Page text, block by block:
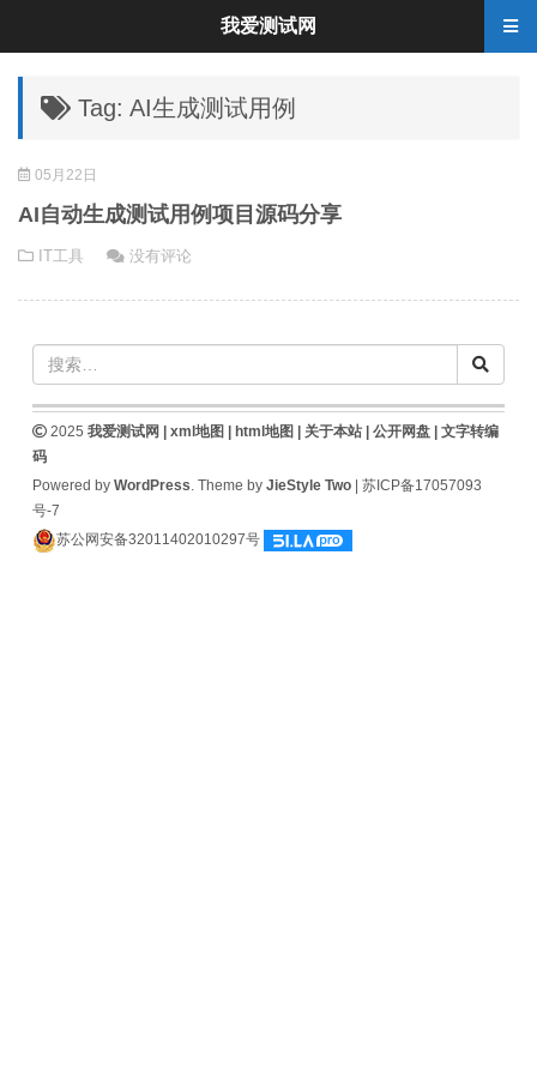
Tag: AI生成测试用例
05月22日
AI自动生成测试用例项目源码分享
IT工具 没有评论
2025 我爱测试网 | xml地图 html地图 关于本站| 公开网盘| 文字转编
码
Powered by WordPress. Theme by JieStyle Two| 苏ICP备17057093
号-7
苏公网安备32011402010297号
我爱测试网